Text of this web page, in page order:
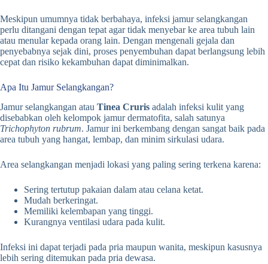
Meskipun umumnya tidak berbahaya, infeksi jamur selangkangan
perlu ditangani dengan tepat agar tidak menyebar ke area tubuh lain
atau menular kepada orang lain. Dengan mengenali gejala dan
penyebabnya sejak dini, proses penyembuhan dapat berlangsung lebih
cepat dan risiko kekambuhan dapat diminimalkan.
Apa Itu Jamur Selangkangan?
Jamur selangkangan atau Tinea Cruris adalah infeksi kulit yang
disebabkan oleh kelompok jamur dermatofita, salah satunya
Trichophyton rubrum. Jamur ini berkembang dengan sangat baik pada
area tubuh yang hangat, lembap, dan minim sirkulasi udara.
Area selangkangan menjadi lokasi yang paling sering terkena karena:
Sering tertutup pakaian dalam atau celana ketat.
Mudah berkeringat.
Memiliki kelembapan yang tinggi.
Kurangnya ventilasi udara pada kulit.
Infeksi ini dapat terjadi pada pria maupun wanita, meskipun kasusnya
lebih sering ditemukan pada pria dewasa.